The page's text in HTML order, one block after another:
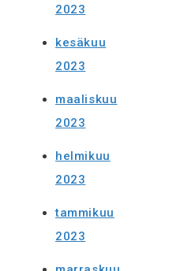
2023
kesäkuu
2023
maaliskuu
2023
helmikuu
2023
tammikuu
2023